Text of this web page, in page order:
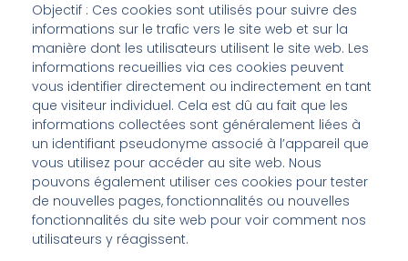
Objectif : Ces cookies sont utilisés pour suivre des
informations sur le trafic vers le site web et sur la
manière dont les utilisateurs utilisent le site web. Les
informations recueillies via ces cookies peuvent
vous identifier directement ou indirectement en tant
que visiteur individuel. Cela est dû au fait que les
informations collectées sont généralement liées à
un identifiant pseudonyme associé à l’appareil que
vous utilisez pour accéder au site web. Nous
pouvons également utiliser ces cookies pour tester
de nouvelles pages, fonctionnalités ou nouvelles
fonctionnalités du site web pour voir comment nos
utilisateurs y réagissent.